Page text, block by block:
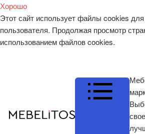
Хорошо
Этот сайт использует файлы cookies
пользователя. Продолжая просмотр
использованием файлов cookies.